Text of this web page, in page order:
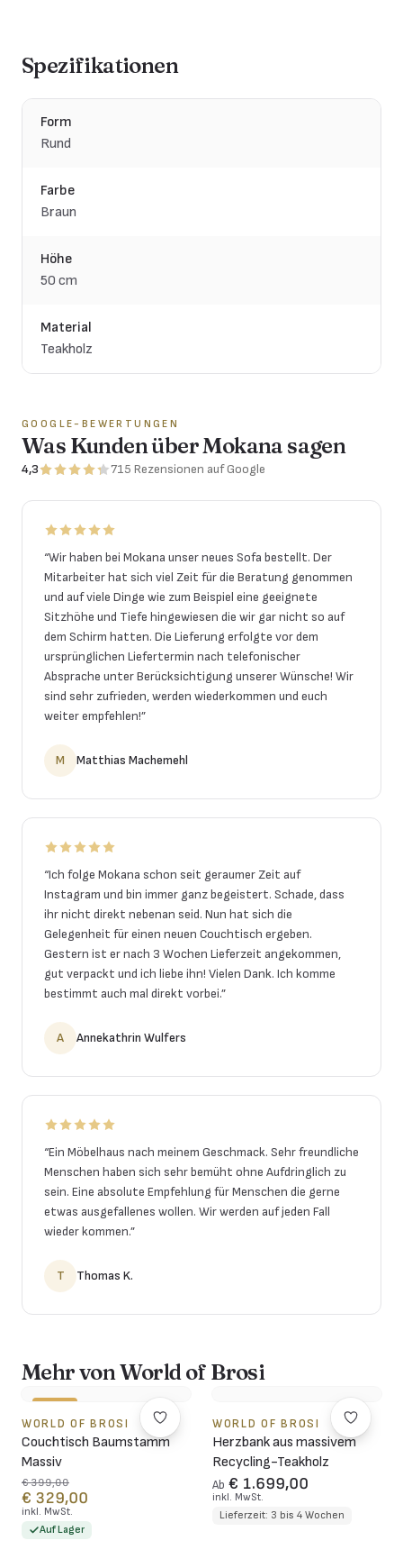
Spezifikationen
Form
Rund
Farbe
Braun
Höhe
50 cm
Material
Teakholz
GOOGLE-BEWERTUNGEN
Was Kunden über Mokana sagen
4,3 715 Rezensionen auf Google
“Wir haben bei Mokana unser neues Sofa bestellt. Der
Mitarbeiter hat sich viel Zeit für die Beratung genommen
und auf viele Dinge wie zum Beispiel eine geeignete
Sitzhöhe und Tiefe hingewiesen die wir gar nicht so auf
dem Schirm hatten. Die Lieferung erfolgte vor dem
ursprünglichen Liefertermin nach telefonischer
Absprache unter Berücksichtigung unserer Wünsche! Wir
sind sehr zufrieden, werden wiederkommen und euch
weiter empfehlen!”
M Matthias Machemehl
“Ich folge Mokana schon seit geraumer Zeit auf
Instagram und bin immer ganz begeistert. Schade, dass
ihr nicht direkt nebenan seid. Nun hat sich die
Gelegenheit für einen neuen Couchtisch ergeben.
Gestern ist er nach 3 Wochen Lieferzeit angekommen,
gut verpackt und ich liebe ihn! Vielen Dank. Ich komme
bestimmt auch mal direkt vorbei.”
A Annekathrin Wulfers
“Ein Möbelhaus nach meinem Geschmack. Sehr freundliche
Menschen haben sich sehr bemüht ohne Aufdringlich zu
sein. Eine absolute Empfehlung für Menschen die gerne
etwas ausgefallenes wollen. Wir werden auf jeden Fall
wieder kommen.”
T Thomas K.
Mehr von World of Brosi
WORLD OF BROSI
Couchtisch Baumstamm
Massiv
€ 399,00
€ 329,00
inkl. MwSt.
Auf Lager
WORLD OF BROSI
Herzbank aus massivem
Recycling-Teakholz
Ab € 1.699,00
inkl. MwSt.
Lieferzeit: 3 bis 4 Wochen